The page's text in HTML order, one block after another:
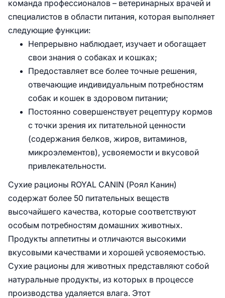
команда профессионалов – ветеринарных врачей и
специалистов в области питания, которая выполняет
следующие функции:
Непрерывно наблюдает, изучает и обогащает
свои знания о собаках и кошках;
Предоставляет все более точные решения,
отвечающие индивидуальным потребностям
собак и кошек в здоровом питании;
Постоянно совершенствует рецептуру кормов
с точки зрения их питательной ценности
(содержания белков, жиров, витаминов,
микроэлементов), усвояемости и вкусовой
привлекательности.
Сухие рационы ROYAL CANIN (Роял Канин)
содержат более 50 питательных веществ
высочайшего качества, которые соответствуют
особым потребностям домашних животных.
Продукты аппетитны и отличаются высокими
вкусовыми качествами и хорошей усвояемостью.
Сухие рационы для животных представляют собой
натуральные продукты, из которых в процессе
производства удаляется влага. Этот